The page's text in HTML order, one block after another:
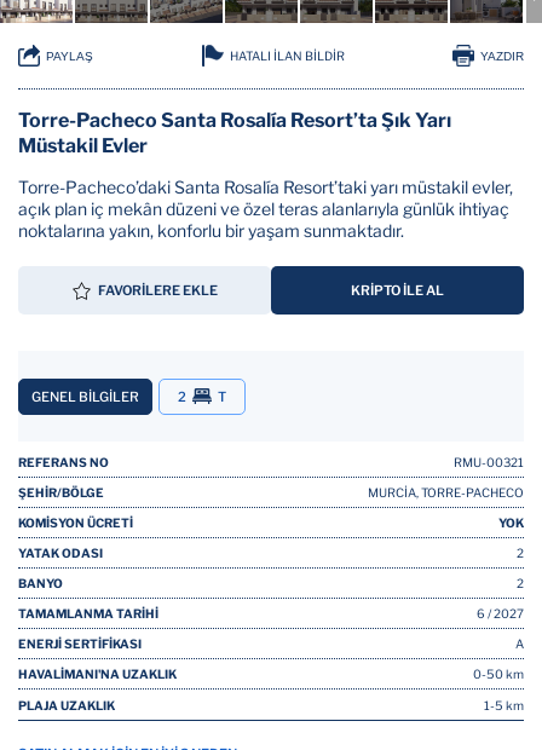
PAYLAŞ HATALI İLAN BİLDİR YAZDIR
Torre-Pacheco Santa Rosalía Resort’ta Şık Yarı
Müstakil Evler
Torre-Pacheco’daki Santa Rosalía Resort’taki yarı müstakil evler,
açık plan iç mekân düzeni ve özel teras alanlarıyla günlük ihtiyaç
noktalarına yakın, konforlu bir yaşam sunmaktadır.
FAVORİLERE EKLE KRİPTO İLE AL
GENEL BİLGİLER 2 T
REFERANS NO RMU-00321
ŞEHİR/BÖLGE MURCİA, TORRE-PACHECO
KOMİSYON ÜCRETİ YOK
YATAK ODASI 2
BANYO 2
TAMAMLANMA TARİHİ 6 / 2027
ENERJİ SERTİFİKASI A
HAVALİMANI'NA UZAKLIK 0-50 km
PLAJA UZAKLIK 1-5 km